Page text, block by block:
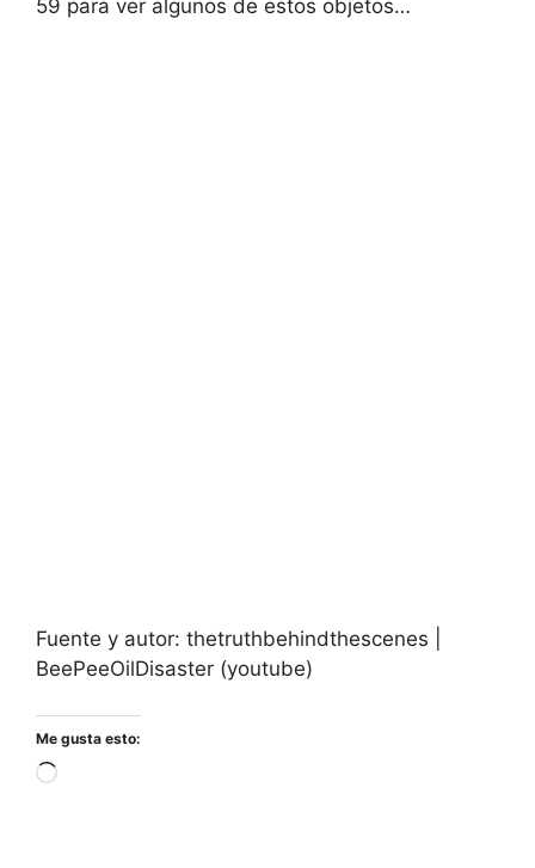
59 para ver algunos de estos objetos…
Fuente y autor: thetruthbehindthescenes |
BeePeeOilDisaster (youtube)
Me gusta esto:
Cargando...